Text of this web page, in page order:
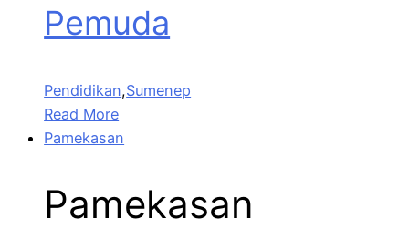
Pemuda
Pendidikan,Sumenep
Read More
Pamekasan
Pamekasan